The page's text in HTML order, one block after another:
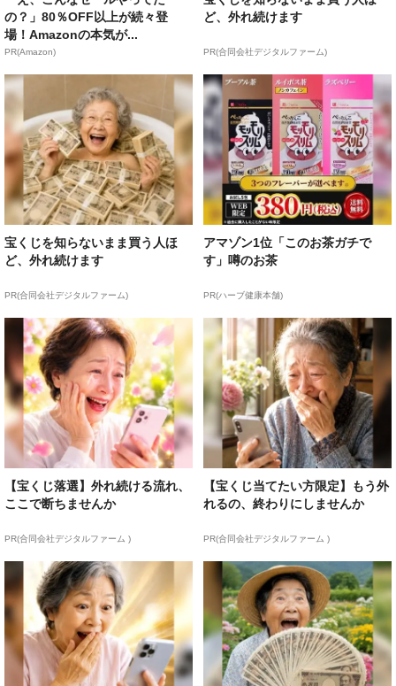
の？」80％OFF以上が続々登
場！Amazonの本気が...
PR(Amazon)
ど、外れ続けます
PR(合同会社デジタルファーム)
宝くじを知らないまま買う人ほ
ど、外れ続けます
PR(合同会社デジタルファーム)
アマゾン1位「このお茶ガチで
す」噂のお茶
PR(ハーブ健康本舗)
【宝くじ落選】外れ続ける流れ、
ここで断ちませんか
PR(合同会社デジタルファーム )
【宝くじ当てたい方限定】もう外
れるの、終わりにしませんか
PR(合同会社デジタルファーム )